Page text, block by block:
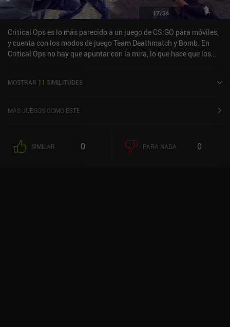
Critical Ops es lo más parecido a un juego de CS:GO para móviles,
y cuenta con los modos de juego Team Deathmatch y Bomb. En
Critical Ops no hay que apuntar con la mira, lo que hace que los
basa exclusivamente en la venta de skins. Tampoco hay anuncios
MOSTRAR 11 SIMILITUDES
MÁS JUEGOS COMO ESTE
SIMILAR 0 PARA NADA 0